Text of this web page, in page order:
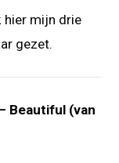
hier mijn drie
gezet.
Beautiful (van